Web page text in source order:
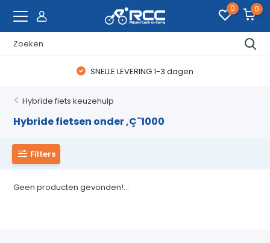
0 0
SNELLE LEVERING 1-3 dagen
Hybride fiets keuzehulp
Hybride fietsen onder ‚Ç¨1000
Filters
Geen producten gevonden!...